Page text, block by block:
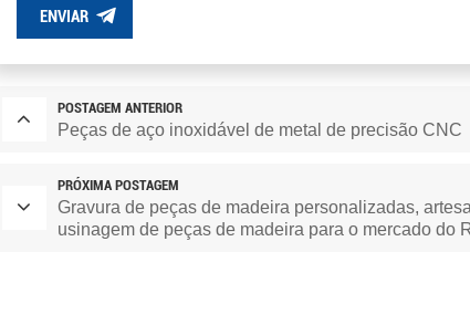
ENVIAR
POSTAGEM ANTERIOR
Peças de aço inoxidável de metal de precisão CNC
PRÓXIMA POSTAGEM
Gravura de peças de madeira personalizadas,
usinagem de peças de madeira para o mercado do